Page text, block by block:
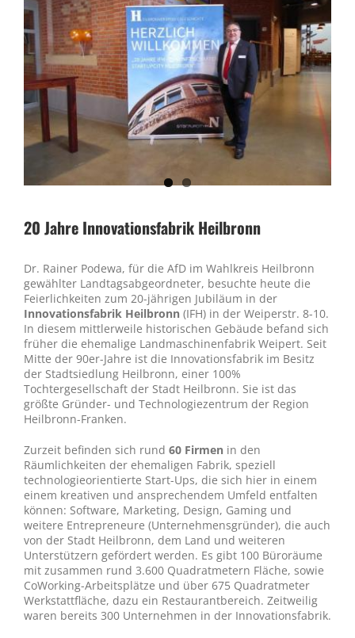
20 Jahre Innovationsfabrik Heilbronn
Dr. Rainer Podewa, für die AfD im Wahlkreis Heilbronn
gewählter Landtagsabgeordneter, besuchte heute die
Feierlichkeiten zum 20-jährigen Jubiläum in der
Innovationsfabrik Heilbronn (IFH) in der Weiperstr. 8-10.
In diesem mittlerweile historischen Gebäude befand sich
früher die ehemalige Landmaschinenfabrik Weipert. Seit
Mitte der 90er-Jahre ist die Innovationsfabrik im Besitz
der Stadtsiedlung Heilbronn, einer 100%
Tochtergesellschaft der Stadt Heilbronn. Sie ist das
größte Gründer- und Technologiezentrum der Region
Heilbronn-Franken.
Zurzeit befinden sich rund 60 Firmen in den
Räumlichkeiten der ehemaligen Fabrik, speziell
technologieorientierte Start-Ups, die sich hier in einem
einem kreativen und ansprechendem Umfeld entfalten
können: Software, Marketing, Design, Gaming und
weitere Entrepreneure (Unternehmensgründer), die auch
von der Stadt Heilbronn, dem Land und weiteren
Unterstützern gefördert werden. Es gibt 100 Büroräume
mit zusammen rund 3.600 Quadratmetern Fläche, sowie
CoWorking-Arbeitsplätze und über 675 Quadratmeter
Werkstattfläche, dazu ein Restaurantbereich. Zeitweilig
waren bereits 300 Unternehmen in der Innovationsfabrik.